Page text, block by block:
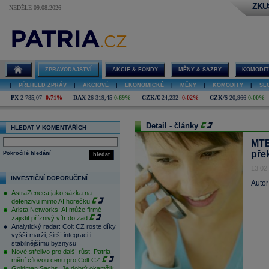
NEDĚLE 09.08.2026
ZPRAVODAJSTVÍ AKCIE & FONDY MĚNY & SAZBY
PŘEHLED ZPRÁV AKCIOVÉ EKONOMICKÉ MĚNY KOMODITY
PX 2 785,07 -0,71% DAX 26 319,45 0,69% CZK/€ 24,232 -0,02% CZK/$ 20,966 0,00%
HLEDAT V KOMENTÁŘÍCH
hledat
Pokročilé hledání
INVESTIČNÍ DOPORUČENÍ
AstraZeneca jako sázka na
defenzivu mimo AI horečku
Arista Networks: AI může firmě
zajistit příznivý vítr do zad
Analytický radar: Colt CZ roste díky
vyšší marži, širší integraci i
stabilnějšímu byznysu
Nové střelivo pro další růst. Patria
mění cílovou cenu pro Colt CZ
Detail - články